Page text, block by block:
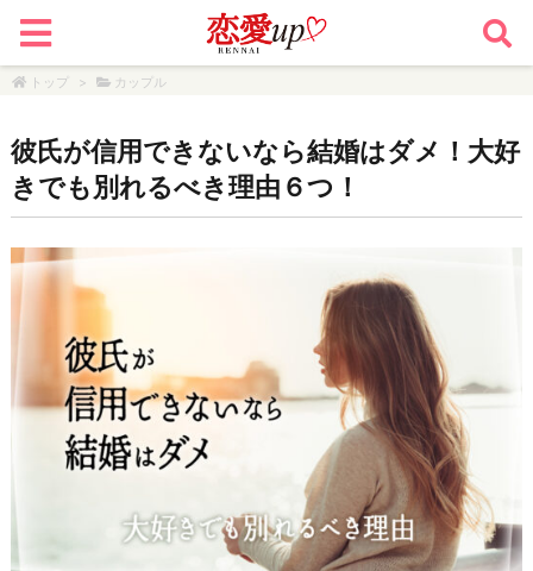
トップ > カップル
彼氏が信用できないなら結婚はダメ！大好
きでも別れるべき理由６つ！